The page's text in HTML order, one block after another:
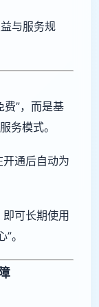
与服务规
费”，而是基
务模式。
开通后自动为
可长期使用
。